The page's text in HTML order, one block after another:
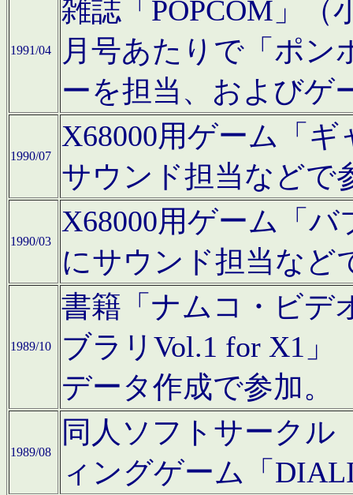
1991/04
雑誌「POPCOM」（
月号あたりで「ポン
ーを担当、およびゲ
1990/07
X68000用ゲーム「
サウンド担当などで
1990/03
X68000用ゲーム「
にサウンド担当など
1989/10
書籍「ナムコ・ビデ
ブラリVol.1 for X1」
データ作成で参加。
1989/08
同人ソフトサークル
ィングゲーム「